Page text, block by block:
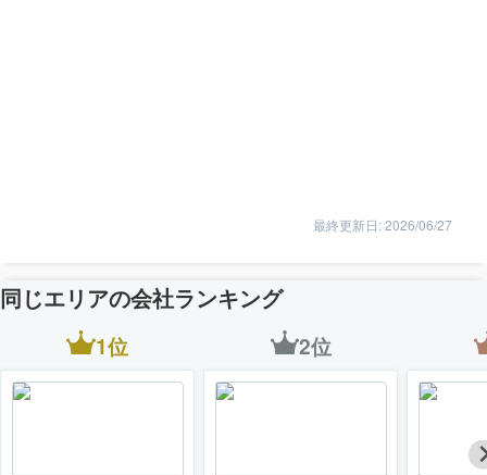
最終更新日: 2026/06/27
同じエリアの会社ランキング
1位 2位